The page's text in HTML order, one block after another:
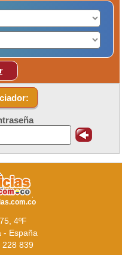
4ºF
- España
228 839